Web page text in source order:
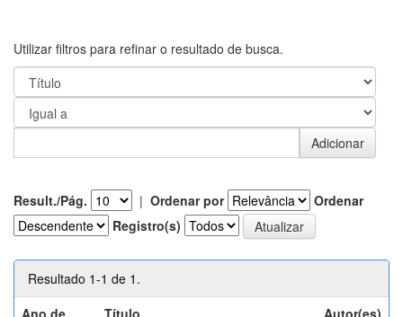
Utilizar filtros para refinar o resultado de busca.
Result./Pág. | Ordenar por
Ordenar
Registro(s)
Resultado 1-1 de 1.
Ano de
Título Autor(es)